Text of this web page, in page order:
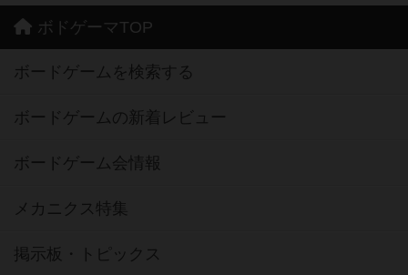
ボドゲーマTOP
ボードゲームを検索する
ボードゲームの新着レビュー
ボードゲーム会情報
メカニクス特集
掲示板・トピックス